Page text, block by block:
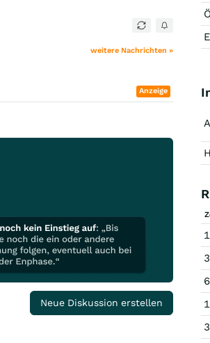
weitere Nachrichten »
Anzeige
Neue Diskussion erstellen